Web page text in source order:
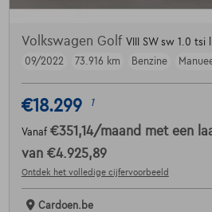
Volkswagen Golf VIII SW sw 1.0 tsi
09/2022
73.916 km Benzine
€18.299 1
Vanaf €351,14/maand met een
van €4.925,89
Ontdek het volledige cijfervoorbeeld
Cardoen.be